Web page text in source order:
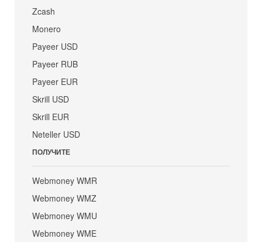
Zcash
Monero
Payeer USD
Payeer RUB
Payeer EUR
Skrill USD
Skrill EUR
Neteller USD
ПОЛУЧИТЕ
Webmoney WMR
Webmoney WMZ
Webmoney WMU
Webmoney WME